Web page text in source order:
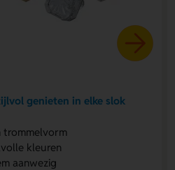
genieten in elke slok
trommelvorm
kleuren
aanwezig